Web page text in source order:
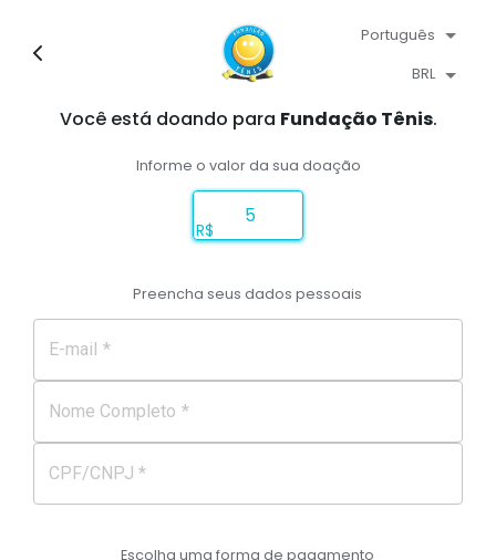
Português
BRL
Você está doando para Fundação Tênis.
Informe o valor da sua doação
R$
Preencha seus dados pessoais
E-mail *
Nome Completo *
CPF/CNPJ *
Escolha uma forma de pagamento